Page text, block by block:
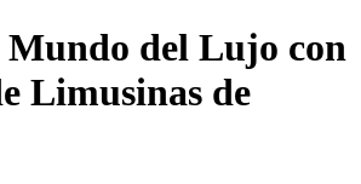
del Lujo con
Limusinas de